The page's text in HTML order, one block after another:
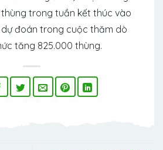
thùng trong tuần kết thúc vào
dự đoán trong cuộc thăm dò
tăng 825.000 thùng.